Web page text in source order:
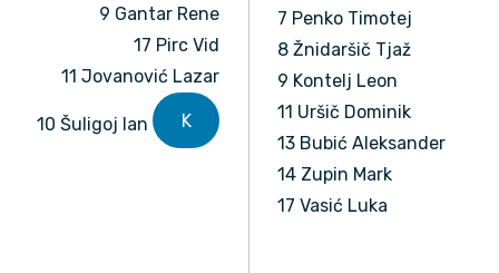
9 Gantar Rene
17 Pirc Vid
11 Jovanović Lazar
10 Šuligoj Ian K
7 Penko Timotej
8 Žnidaršič Tjaž
9 Kontelj Leon
11 Uršič Dominik
13 Bubić Aleksander
14 Zupin Mark
17 Vasić Luka